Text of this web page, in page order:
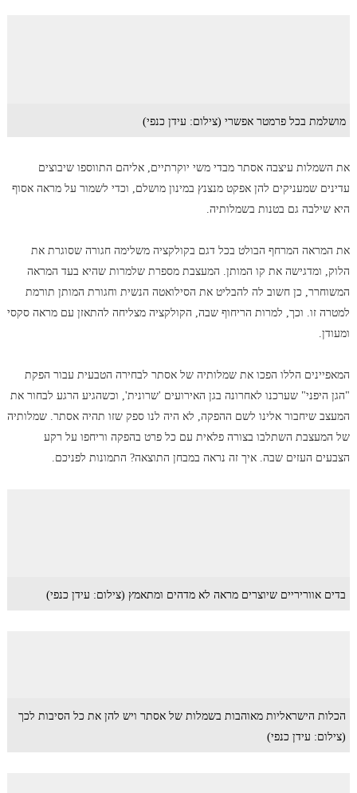
מושלמת בכל פרמטר אפשרי (צילום: עידן כנפי)
את השמלות עיצבה אסתר מבדי משי יוקרתיים, אליהם התווספו שיבוצים
עדינים שמעניקים להן אפקט מנצנץ במינון מושלם, וכדי לשמור על מראה אסוף
היא שילבה גם בטנות בשמלותיה.
את המראה המרחף הבולט בכל דגם בקולקציה משלימה חגורה שסוגרת את
הלוק, ומדגישה את קו המותן. המעצבת מספרת שלמרות שהיא בעד המראה
המשוחרר, כן חשוב לה להבליט את הסילואטה הנשית וחגורת המותן תורמת
למטרה זו. וכך, למרות הריחוף שבה, הקולקציה מצליחה להתאזן עם מראה סקסי
ומעודן.
המאפיינים הללו הפכו את שמלותיה של אסתר לבחירה הטבעית עבור הפקת
"הגן היפני" שערכנו לאחרונה בגן האירועים 'שרונית', וכשהגיע הרגע לבחור את
המעצב שיחבור אלינו לשם ההפקה, לא היה לנו ספק שזו תהיה אסתר. שמלותיה
של המעצבת השתלבו בצורה פלאית עם כל פרט בהפקה וריחפו על רקע
הצבעים העזים שבה. איך זה נראה במבחן התוצאה? התמונות לפניכם.
בדים אווריריים שיוצרים מראה לא מדהים ומתאמץ (צילום: עידן כנפי)
הכלות הישראליות מאוהבות בשמלות של אסתר ויש להן את כל הסיבות לכך
(צילום: עידן כנפי)